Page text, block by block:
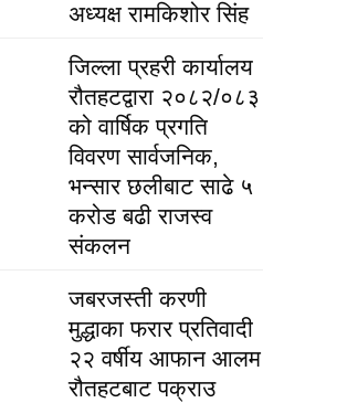
अध्यक्ष रामकिशोर सिंह ​
जिल्ला प्रहरी कार्यालय
रौतहटद्वारा २०८२/०८३
को वार्षिक प्रगति
विवरण सार्वजनिक,
भन्सार छलीबाट साढे ५
करोड बढी राजस्व
संकलन
जबरजस्ती करणी
मुद्धाका फरार प्रतिवादी
२२ वर्षीय आफान आलम
रौतहटबाट पक्राउ